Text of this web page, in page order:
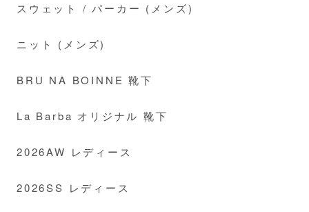
スウェット / パーカー (メンズ)
ニット (メンズ)
BRU NA BOINNE 靴下
La Barba オリジナル 靴下
2026AW レディース
2026SS レディース